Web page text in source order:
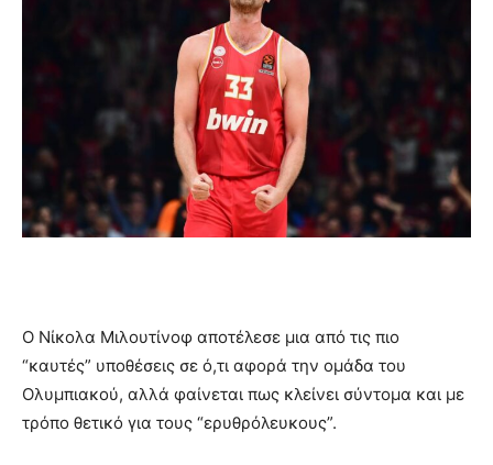
Ο Νίκολα Μιλουτίνοφ αποτέλεσε μια από τις πιο
“καυτές” υποθέσεις σε ό,τι αφορά την ομάδα του
Ολυμπιακού, αλλά φαίνεται πως κλείνει σύντομα και με
τρόπο θετικό για τους “ερυθρόλευκους”.